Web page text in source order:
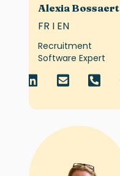
Alexia Bossaert
FR I EN
Recruitment
Software Expert